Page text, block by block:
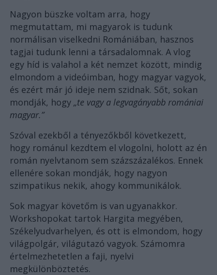
Nagyon büszke voltam arra, hogy
megmutattam, mi magyarok is tudunk
normálisan viselkedni Romániában, hasznos
tagjai tudunk lenni a társadalomnak. A vlog
egy híd is valahol a két nemzet között, mindig
elmondom a videóimban, hogy magyar vagyok,
és ezért már jó ideje nem szidnak. Sőt, sokan
mondják, hogy „te vagy a legvagányabb romániai
magyar.”
Szóval ezekből a tényezőkből következett,
hogy románul kezdtem el vlogolni, holott az én
román nyelvtanom sem százszázalékos. Ennek
ellenére sokan mondják, hogy nagyon
szimpatikus nekik, ahogy kommunikálok.
Sok magyar követőm is van ugyanakkor.
Workshopokat tartok Hargita megyében,
Székelyudvarhelyen, és ott is elmondom, hogy
világpolgár, világutazó vagyok. Számomra
értelmezhetetlen a faji, nyelvi
megkülönböztetés.